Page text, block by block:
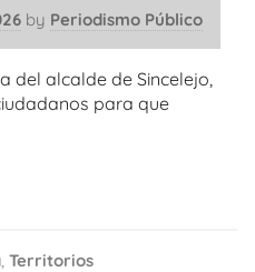
by Periodismo Público
del alcalde de Sincelejo,
para que
, Territorios